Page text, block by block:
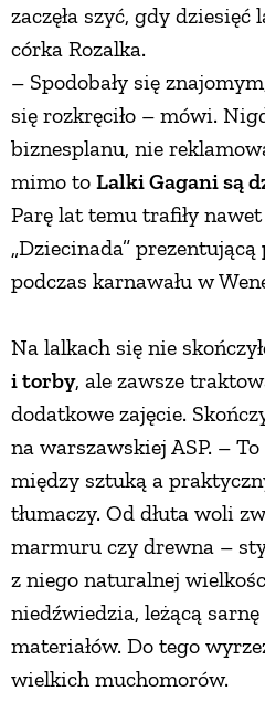
zaczęła szyć, gdy
córka Rozalka.
– Spodobały się
się rozkręciło – mówi.
biznesplanu, nie
mimo to Lalki Gagani są
Parę lat temu trafiły
„Dziecinada” prezentującą
podczas karnawału w
Na lalkach się nie
i torby, ale zawsze
dodatkowe zajęcie.
na warszawskiej ASP. –
między sztuką a
tłumaczy. Od dłuta woli
marmuru czy drewna –
z niego naturalnej
niedźwiedzia, leżącą sarnę
materiałów. Do tego
wielkich muchomorów.